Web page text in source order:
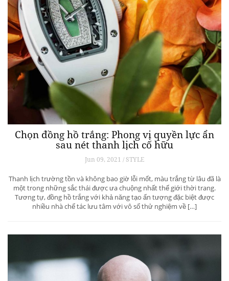
Chọn đồng hồ trắng: Phong vị quyền lực ẩn
sau nét thanh lịch cố hữu
Jun 09, 2021 / STYLE
Thanh lịch trường tồn và không bao giờ lỗi mốt, màu trắng từ lâu đã là
một trong những sắc thái được ưa chuộng nhất thế giới thời trang.
Tương tự, đồng hồ trắng với khả năng tạo ấn tượng đặc biệt được
nhiều nhà chế tác lưu tâm với vô số thử nghiệm về […]